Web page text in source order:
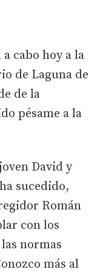
cabo hoy a la
de Laguna de
de la
pésame a la
David y
sucedido,
Román
con los
normas
más al